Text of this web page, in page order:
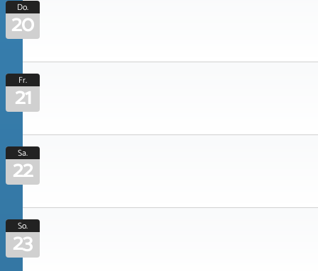
Do.
20
Fr.
21
Sa.
22
So.
23